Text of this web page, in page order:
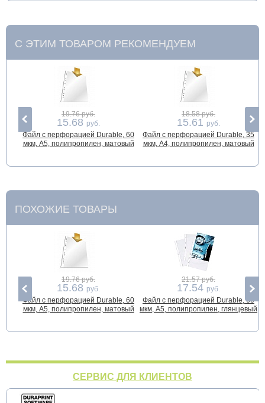
С ЭТИМ ТОВАРОМ РЕКОМЕНДУЕМ
19.76 руб.
15.68 руб.
Файл с перфорацией Durable, 60
мкм, А5, полипропилен, матовый
18.58 руб.
15.61 руб.
Файл с перфорацией Durable, 35
мкм, А4, полипропилен, матовый
ПОХОЖИЕ ТОВАРЫ
19.76 руб.
15.68 руб.
Файл с перфорацией Durable, 60
мкм, А5, полипропилен, матовый
21.57 руб.
17.54 руб.
Файл с перфорацией Durable, 60
мкм, А5, полипропилен, глянцевый
СЕРВИС ДЛЯ КЛИЕНТОВ